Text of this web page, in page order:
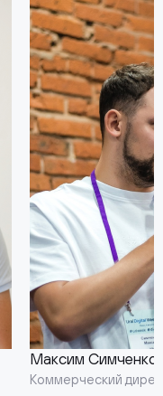
Максим Симченко
Коммерческий